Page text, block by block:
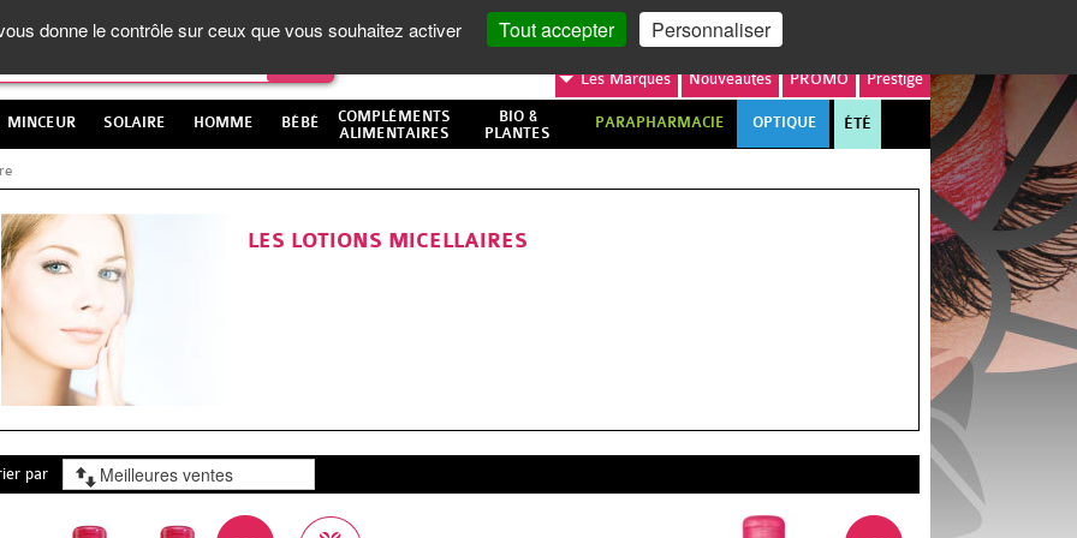
MON COMPTE
LesMarques Nouveautés PROMO Prestige
MINCEUR SOLAIRE HOMME BÉBÉ
COMPLÉMENTS
ALIMENTAIRES
BIO &
PLANTES
PARAPHARMACIE OPTIQUE ÉTÉ
LES LOTIONS MICELLAIRES
par
donne le contrôle sur ceux que vous souhaitez activer Tout accepter Personnaliser